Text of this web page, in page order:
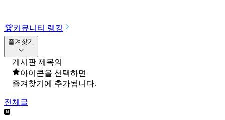
🏆커뮤니티 랭킹
즐겨찾기
게시판 제목의
아이콘을 선택하면
즐겨찾기에 추가됩니다.
전체글